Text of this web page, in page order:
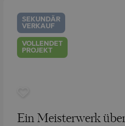
SEKUNDÄR
VERKAUF
VOLLENDET
PROJEKT
Ein Meisterwerk